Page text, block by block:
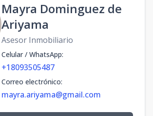
Mayra Dominguez de
Ariyama
Asesor Inmobiliario
Celular / WhatsApp:
+18093505487
Correo electrónico:
mayra.ariyama@gmail.com